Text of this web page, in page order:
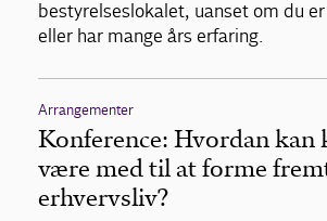
bestyrelseslokalet, uanset om du
eller har mange års erfaring.
Arrangementer
Konference: Hvordan kan
være med til at forme
erhvervsliv?